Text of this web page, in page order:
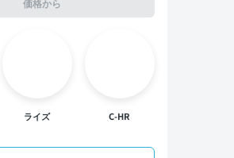
価格から
ライズ C-HR